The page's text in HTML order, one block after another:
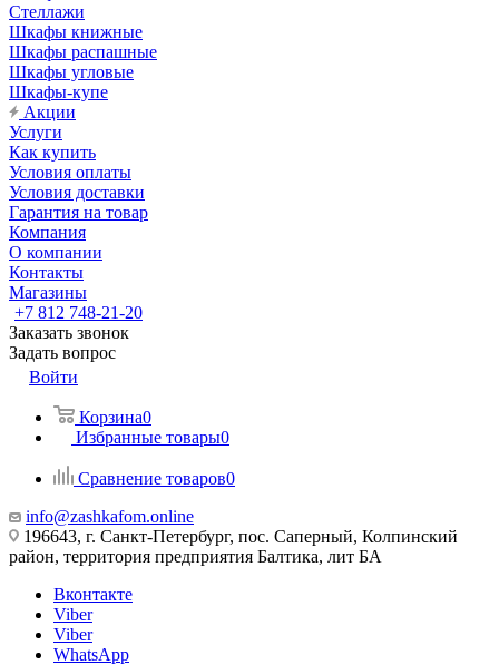
Стеллажи
Шкафы книжные
Шкафы распашные
Шкафы угловые
Шкафы-купе
Акции
Услуги
Как купить
Условия оплаты
Условия доставки
Гарантия на товар
Компания
О компании
Контакты
Магазины
+7 812 748-21-20
Заказать звонок
Задать вопрос
Войти
Корзина0
Избранные товары0
Сравнение товаров0
info@zashkafom.online
196643, г. Санкт-Петербург, пос. Саперный, Колпинский
район, территория предприятия Балтика, лит БА
Вконтакте
Viber
Viber
WhatsApp